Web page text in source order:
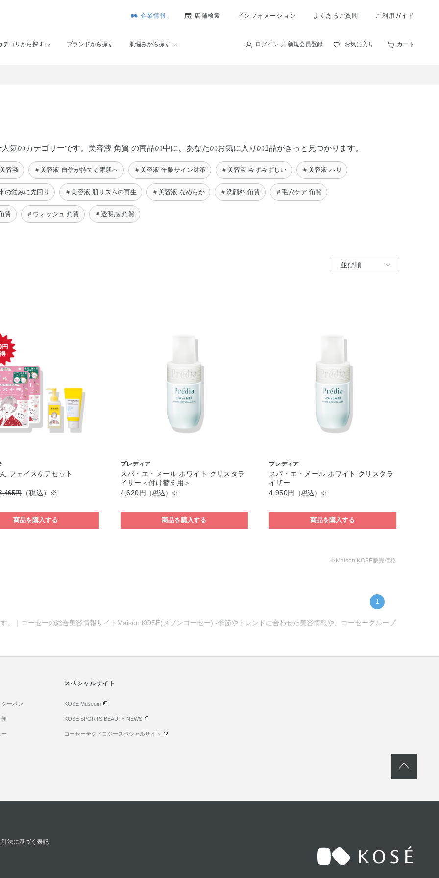
企業情報 店舗検索 インフォメーション よくあるご質問 ご利用ガイド
テゴリから探す ブランドから探す 肌悩みから探す ログイン ／ 新規会員登録 お気に入り カート
気のカテゴリーです。美容液 角質 の商品の中に、あなたのお気に入りの1品がきっと見つかります。
容液 ＃美容液 自信が持てる素肌へ ＃美容液 年齢サイン対策 ＃美容液 みずみずしい ＃美容液 ハリ
の悩みに先回り ＃美容液 肌リズムの再生 ＃美容液 なめらか ＃洗顔料 角質 ＃毛穴ケア 角質
質 ＃ウォッシュ 角質 ＃透明感 角質
フェイスケアセット
円（税込）※
商品を購入する
プレディア
スパ・エ・メール ホワイト クリスタラ
イザー＜付け替え用＞
4,620円
（税込）※
商品を購入する
プレディア
スパ・エ・メール ホワイト クリスタラ
イザー
4,950円
（税込）※
商品を購入する
※Maison KOSÉ販売価格
1
。｜コーセーの総合美容情報サイトMaison KOSÉ(メゾンコーセー) -季節やトレンドに合わせた美容情報や、コーセーグループ
クーポン
便
ー
スペシャルサイト
KOSE Museum
KOSE SPORTS BEAUTY NEWS
コーセーテクノロジースペシャルサイト
引法に基づく表記